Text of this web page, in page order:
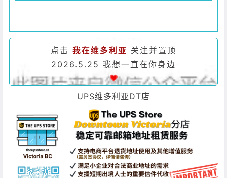
点击 我在维多利亚 关注并置顶
2026.5.25 我想一直在你身边
UPS维多利亚DT店